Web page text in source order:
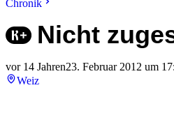
Chronik
Nicht
vor 14 Jahren23. Februar 2012 um
Weiz